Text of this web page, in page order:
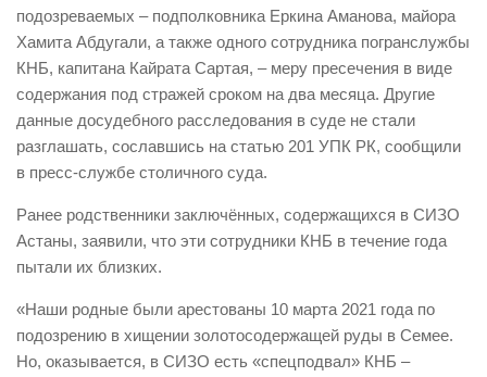
подозреваемых – подполковника Еркина Аманова, майора
Хамита Абдугали, а также одного сотрудника погранслужбы
КНБ, капитана Кайрата Сартая, – меру пресечения в виде
содержания под стражей сроком на два месяца. Другие
данные досудебного расследования в суде не стали
разглашать, сославшись на статью 201 УПК РК, сообщили
в пресс-службе столичного суда.
Ранее родственники заключённых, содержащихся в СИЗО
Астаны, заявили, что эти сотрудники КНБ в течение года
пытали их близких.
«Наши родные были арестованы 10 марта 2021 года по
подозрению в хищении золотосодержащей руды в Семее.
Но, оказывается, в СИЗО есть «спецподвал» КНБ –